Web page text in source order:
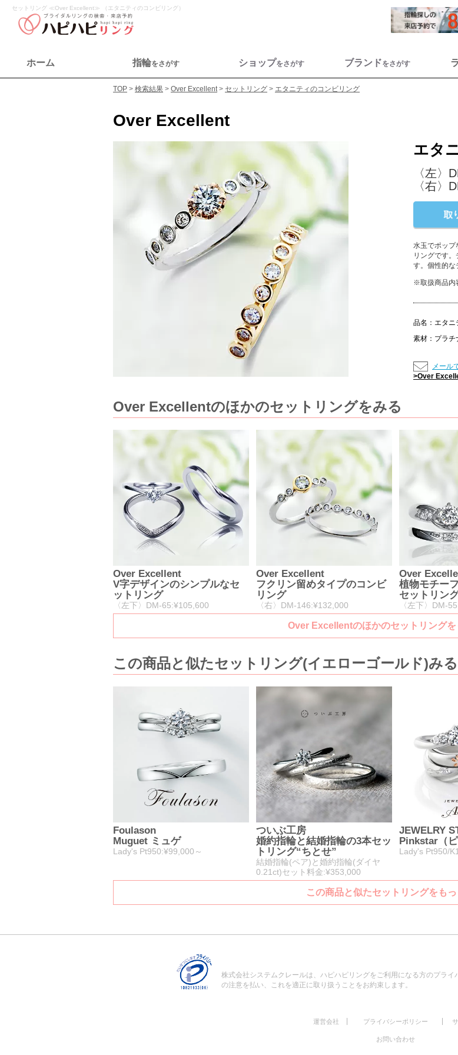
セットリング ≪Over Excellent≫ （エタニティのコンビリング）
ホーム 指輪をさがす ショップをさがす ブランドをさがす
TOP 検索結果 Over Excellent セットリング エタニティのコンビリング
Over Excellent
エタ
〈左〉
〈右〉
水玉でポップ
リングです
す。個性的な
※取扱商品内
品名： エタニ
素材： プラチ
メール
>Over
Over Excellentのほかのセットリングをみる
Over Excellent
V字デザインのシンプルなセ
ットリング
〈左下〉DM-65:¥105,600
Over Excellent
フクリン留めタイプのコンビ
リング
〈右〉DM-146:¥132,000
Over
植物モチー
セットリン
〈左下〉DM-
Over Excellentのほかのセットリングを
この商品と似たセットリング(イエローゴールド)みる
Foulason
Muguet ミュゲ
Lady's Pt950:¥99,000～
ついぶ工房
婚約指輪と結婚指輪の3本セッ
トリング“ちとせ”
結婚指輪(ペア)と婚約指輪(ダイヤ
0.21ct)セット料金:¥353,000
JEWELRY
Pinkstar（ピ
Lady's Pt950/
この商品と似たセットリングをも
株式会社システムクレールは、ハピハピリングをご利用になる方のプラ
の注意を払い、これを適正に取り扱うことをお約束します。
運営会社 プライバシーポリシー
お問い合わせ